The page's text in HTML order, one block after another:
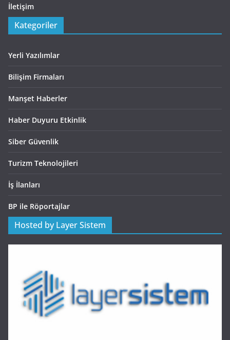
İletişim
Kategoriler
Yerli Yazılımlar
Bilişim Firmaları
Manşet Haberler
Haber Duyuru Etkinlik
Siber Güvenlik
Turizm Teknolojileri
İş İlanları
BP ile Röportajlar
Hosted by Layer Sistem